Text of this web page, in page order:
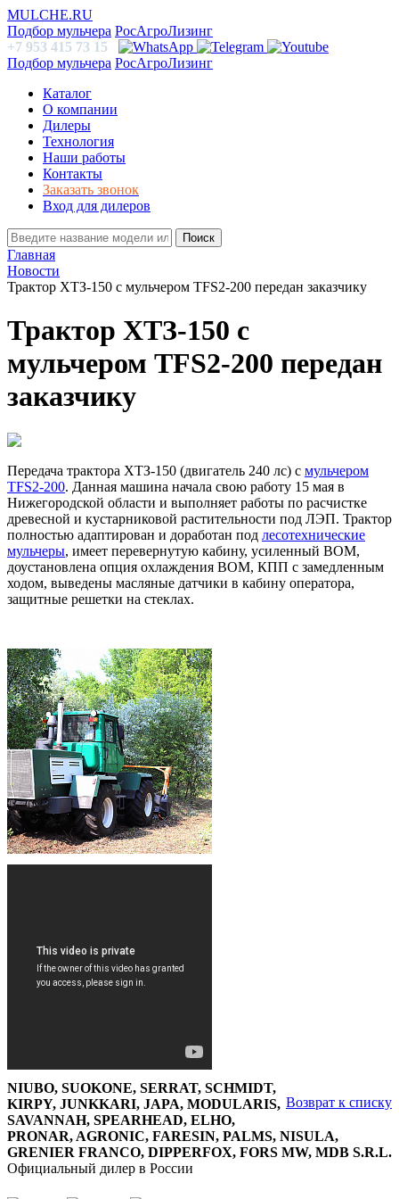
MULCHE.RU
Подбор мульчера РосАгроЛизинг
+7 953 415 73 15
Подбор мульчера РосАгроЛизинг
Каталог
О компании
Дилеры
Технология
Наши работы
Контакты
Заказать звонок
Вход для дилеров
Поиск
Главная
Новости
Трактор ХТЗ-150 с мульчером TFS2-200 передан заказчику
Трактор ХТЗ-150 с
мульчером TFS2-200 передан
заказчику
Передача трактора ХТЗ-150 (двигатель 240 лс) с мульчером
TFS2-200. Данная машина начала свою работу 15 мая в
Нижегородской области и выполняет работы по расчистке
древесной и кустарниковой растительности под ЛЭП. Трактор
полностью адаптирован и доработан под лесотехнические
мульчеры, имеет перевернутую кабину, усиленный ВОМ,
доустановлена опция охлаждения ВОМ, КПП с замедленным
ходом, выведены масляные датчики в кабину оператора,
защитные решетки на стеклах.
Возврат к списку
NIUBO, SUOKONE, SERRAT, SCHMIDT,
KIRPY, JUNKKARI, JAPA, MODULARIS,
SAVANNAH, SPEARHEAD, ELHO,
PRONAR, AGRONIC, FARESIN, PALMS, NISULA,
GRENIER FRANCO, DIPPERFOX, FORS MW, MDB S.R.L.
Официальный дилер в России